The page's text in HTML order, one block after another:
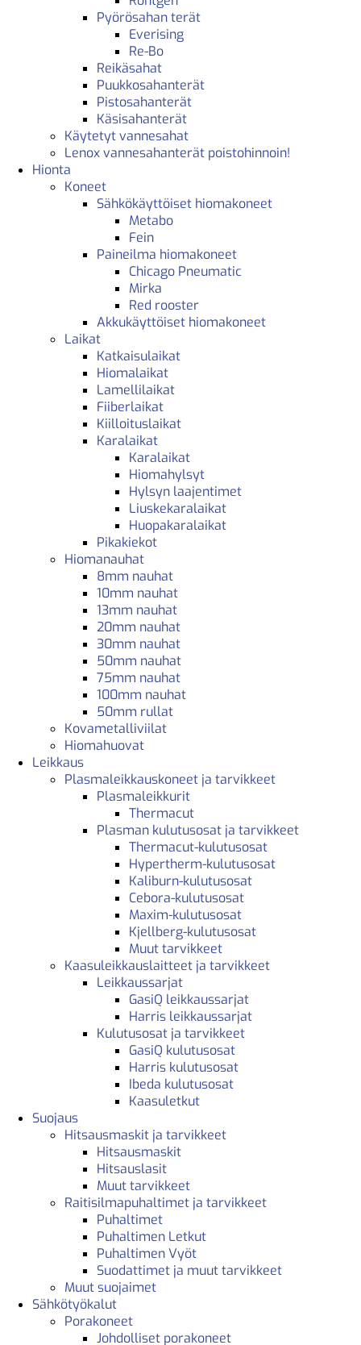
Pyörösahan terät
Everising
Re-Bo
Reikäsahat
Puukkosahanterät
Pistosahanterät
Käsisahanterät
Käytetyt vannesahat
Lenox vannesahanterät poistohinnoin!
Hionta
Koneet
Sähkökäyttöiset hiomakoneet
Metabo
Fein
Paineilma hiomakoneet
Chicago Pneumatic
Mirka
Red rooster
Akkukäyttöiset hiomakoneet
Laikat
Katkaisulaikat
Hiomalaikat
Lamellilaikat
Fiiberlaikat
Kiilloituslaikat
Karalaikat
Karalaikat
Hiomahylsyt
Hylsyn laajentimet
Liuskekaralaikat
Huopakaralaikat
Pikakiekot
Hiomanauhat
8mm nauhat
10mm nauhat
13mm nauhat
20mm nauhat
30mm nauhat
50mm nauhat
75mm nauhat
100mm nauhat
50mm rullat
Kovametalliviilat
Hiomahuovat
Leikkaus
Plasmaleikkauskoneet ja tarvikkeet
Plasmaleikkurit
Thermacut
Plasman kulutusosat ja tarvikkeet
Thermacut-kulutusosat
Hypertherm-kulutusosat
Kaliburn-kulutusosat
Cebora-kulutusosat
Maxim-kulutusosat
Kjellberg-kulutusosat
Muut tarvikkeet
Kaasuleikkauslaitteet ja tarvikkeet
Leikkaussarjat
GasiQ leikkaussarjat
Harris leikkaussarjat
Kulutusosat ja tarvikkeet
GasiQ kulutusosat
Harris kulutusosat
Ibeda kulutusosat
Kaasuletkut
Suojaus
Hitsausmaskit ja tarvikkeet
Hitsausmaskit
Hitsauslasit
Muut tarvikkeet
Raitisilmapuhaltimet ja tarvikkeet
Puhaltimet
Puhaltimen Letkut
Puhaltimen Vyöt
Suodattimet ja muut tarvikkeet
Muut suojaimet
Sähkötyökalut
Porakoneet
Johdolliset porakoneet